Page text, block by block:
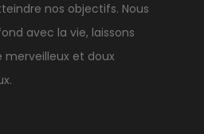
nos objectifs. Nous
avec la vie, laissons
merveilleux et doux